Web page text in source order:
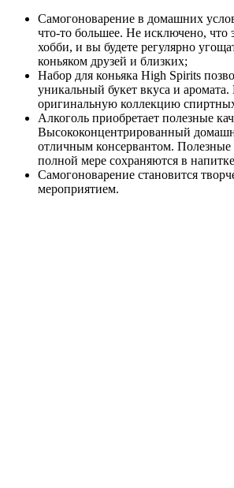
Самогоноварение в домашних
что-то большее. Не исключено, что
хобби, и вы будете регулярно
коньяком друзей и близких;
Набор для коньяка High Spirits
уникальный букет вкуса и
оригинальную коллекцию
Алкоголь приобретает полезные
Высококонцентрированный
отличным консервантом.
полной мере сохраняются в
Самогоноварение становится
мероприятием.